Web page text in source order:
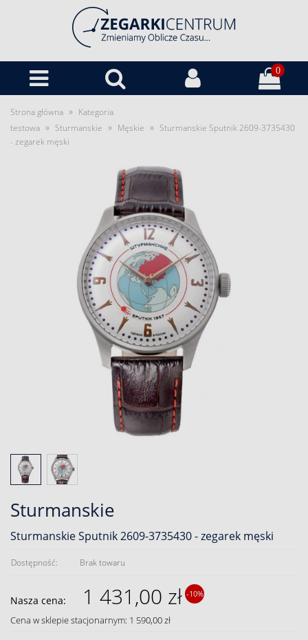
0
Strona główna » Kategoria
testowa » Sturmanskie » Męskie » Sturmanskie Sputnik 2609-3735430
- zegarek męski
Sturmanskie
Sturmanskie Sputnik 2609-3735430 - zegarek męski
Dostępność: Brak towaru
Nasza cena: 1 431,00 zł -10%
Cena w sklepie stacjonarnym: 1 590,00 zł